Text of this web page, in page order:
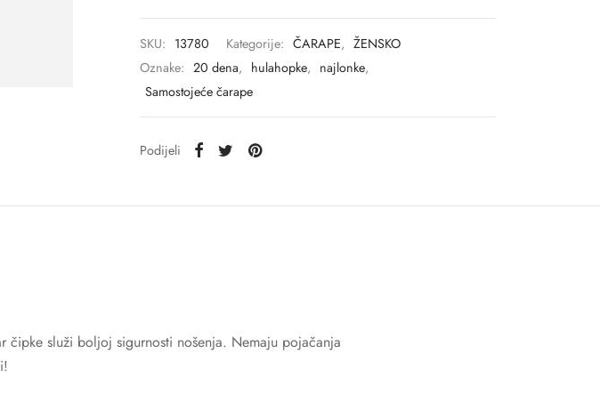
SKU: 13780 Kategorije: ČARAPE, ŽENSKO
Oznake: 20 dena, hulahopke, najlonke,
Samostojeće čarape
Podijeli
služi boljoj sigurnosti nošenja. Nemaju pojačanja